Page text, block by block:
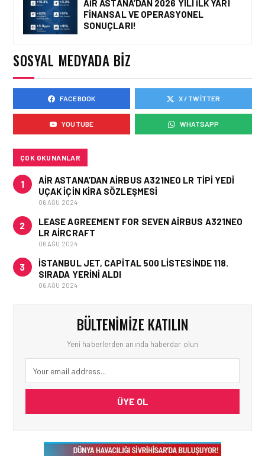
AVRUPA KOMISYONU AB
HAVA EMNIYETI LISTESINI
GÜNCEL HABERLER • 02 HAZ 2026
AIR ASTANA’DAN 2026 YILI İLK YARI
FINANSAL VE OPERASYONEL
SONUÇLARI!
SOSYAL MEDYADA BIZ
FACEBOOK X / TWITTER
YOUTUBE WHATSAPP
ÇOK OKUNANLAR
1
AIR ASTANA’DAN AIRBUS A321NEO LR TIPI YEDI
UÇAK IÇIN KIRA SÖZLEŞMESI
06 AĞU 2024
2
LEASE AGREEMENT FOR SEVEN AIRBUS A321NEO
LR AIRCRAFT
06 AĞU 2024
3
İSTANBUL JET, CAPITAL 500 LISTESINDE 118.
SIRADA YERINI ALDI
06 AĞU 2024
BÜLTENIMIZE KATILIN
Yeni haberlerden anında haberdar olun
ÜYE OL